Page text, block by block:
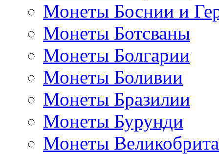
Монеты Боснии и
Монеты Ботсваны
Монеты Болгарии
Монеты Боливии
Монеты Бразилии
Монеты Бурунди
Монеты